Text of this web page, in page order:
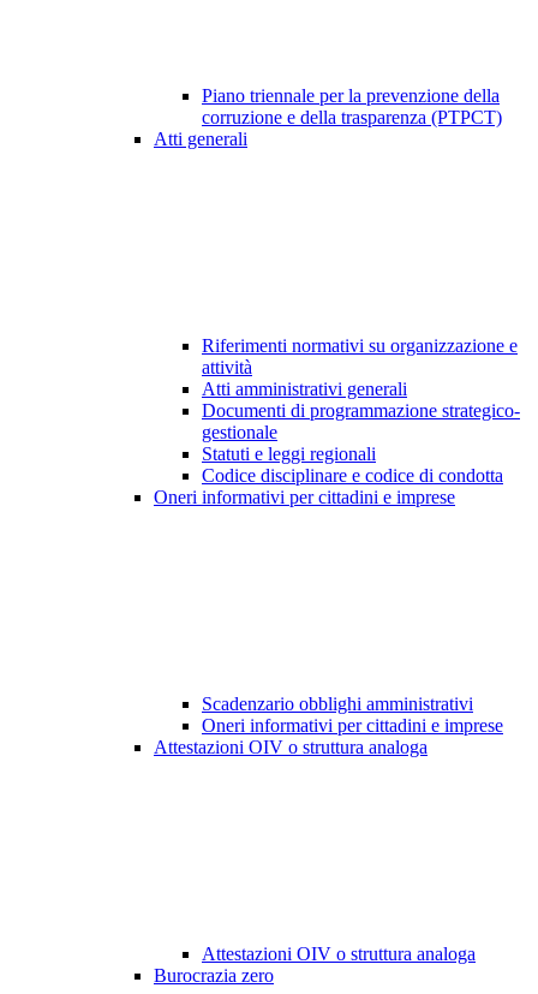
Piano triennale per la prevenzione della
corruzione e della trasparenza (PTPCT)
Atti generali
Riferimenti normativi su organizzazione e
attività
Atti amministrativi generali
Documenti di programmazione strategico-
gestionale
Statuti e leggi regionali
Codice disciplinare e codice di condotta
Oneri informativi per cittadini e imprese
Scadenzario obblighi amministrativi
Oneri informativi per cittadini e imprese
Attestazioni OIV o struttura analoga
Attestazioni OIV o struttura analoga
Burocrazia zero